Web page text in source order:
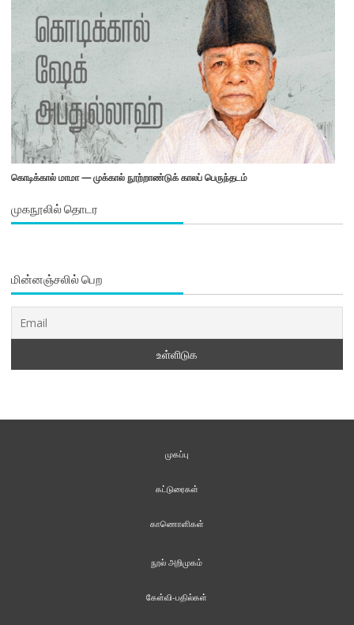
கொடிக்கால் மாமா — முக்கால் நூற்றாண்டுக் காலப் பெருந்தடம்
முகநூலில் தொடர
மின்னஞ்சலில் பெற
முகப்பு
கட்டுரைகள்
காணொளிகள்
நூல் அறிமுகம்
கேள்வி-பதில்கள்